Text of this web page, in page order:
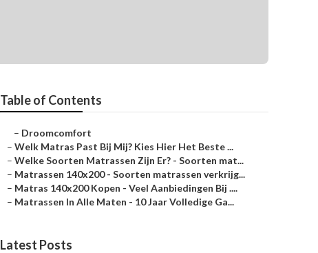
Table of Contents
– Droomcomfort
– Welk Matras Past Bij Mij? Kies Hier Het Beste ...
– Welke Soorten Matrassen Zijn Er? - Soorten mat...
– Matrassen 140x200 - Soorten matrassen verkrijg...
– Matras 140x200 Kopen - Veel Aanbiedingen Bij ....
– Matrassen In Alle Maten - 10 Jaar Volledige Ga...
Latest Posts